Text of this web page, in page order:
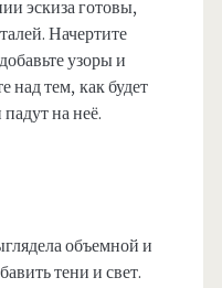
эскиза готовы,
Начертите
узоры и
над тем, как будет
на неё.
объемной и
тени и свет.